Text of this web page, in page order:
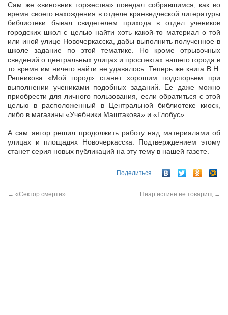
Сам же «виновник торжества» поведал собравшимся, как во
время своего нахождения в отделе краеведческой литературы
библиотеки бывал свидетелем прихода в отдел учеников
городских школ с целью найти хоть какой-то материал о той
или иной улице Новочеркасска, дабы выполнить полученное в
школе задание по этой тематике. Но кроме отрывочных
сведений о центральных улицах и проспектах нашего города в
то время им ничего найти не удавалось. Теперь же книга В.Н.
Репникова «Мой город» станет хорошим подспорьем при
выполнении учениками подобных заданий. Ее даже можно
приобрести для личного пользования, если обратиться с этой
целью в расположенный в Центральной библиотеке киоск,
либо в магазины «Учебники Маштакова» и «Глобус».
А сам автор решил продолжить работу над материалами об
улицах и площадях Новочеркасска. Подтверждением этому
станет серия новых публикаций на эту тему в нашей газете.
Поделиться
← «Сектор смерти» Пиар истине не товарищ →